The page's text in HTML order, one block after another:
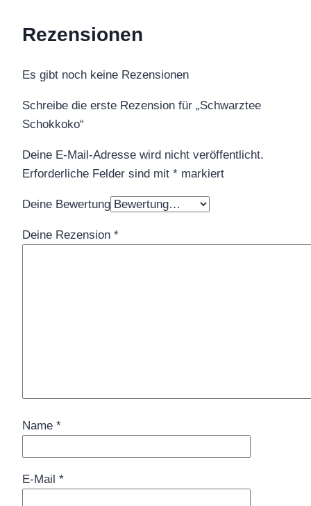
Rezensionen
Es gibt noch keine Rezensionen
Schreibe die erste Rezension für „Schwarztee
Schokkoko“
Deine E-Mail-Adresse wird nicht veröffentlicht.
Erforderliche Felder sind mit * markiert
Deine Bewertung
Deine Rezension *
Name *
E-Mail *